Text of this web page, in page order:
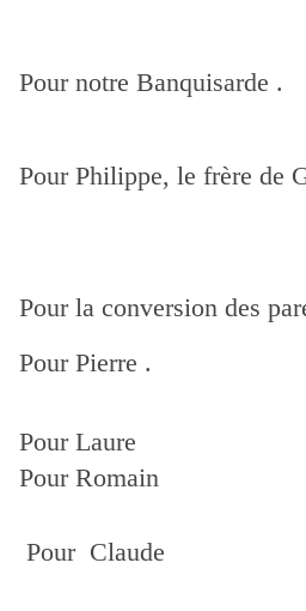
Pour notre Banquisarde .
Pour Philippe, le frère de
Pour la conversion des
Pour Pierre .
Pour Laure
Pour Romain
Pour Claude